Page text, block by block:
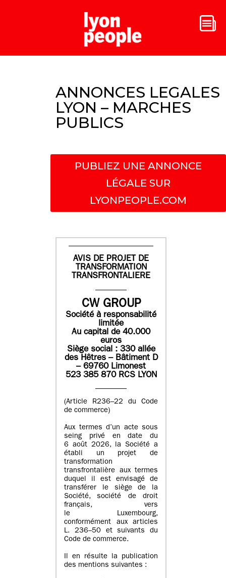
ANNONCES LEGALES
LYON – MARCHES
PUBLICS
PUBLIEZ UNE ANNONCE
LÉGALE SUR
LYONPEOPLE.COM
AVIS DE PROJET DE
TRANSFORMATION
TRANSFRONTALIERE
CW GROUP
Société à responsabilité
limitée
Au capital de 40.000
euros
Siège social : 330 allée
des Hêtres – Bâtiment D
– 69760 Limonest
523 385 870 RCS LYON
(Article R236–22 du Code
de commerce)
Aux termes d’un acte sous
seing privé en date du
6 août 2026, la Société a
établi un projet de
transformation
transfrontalière aux termes
duquel il est envisagé de
transférer le siège de la
Société, société de droit
français, vers
le Luxembourg,
conformément aux articles
L. 236–50 et suivants du
Code de commerce.
Il en résulte la publication
des mentions suivantes :